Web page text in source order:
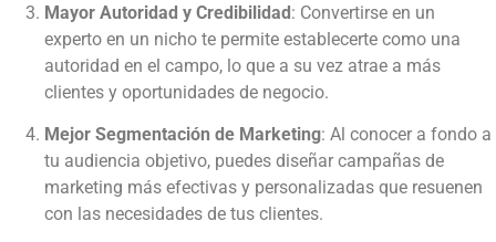
Mayor Autoridad y Credibilidad: Convertirse en un
experto en un nicho te permite establecerte como una
autoridad en el campo, lo que a su vez atrae a más
clientes y oportunidades de negocio.
Mejor Segmentación de Marketing: Al conocer a fondo a
tu audiencia objetivo, puedes diseñar campañas de
marketing más efectivas y personalizadas que resuenen
con las necesidades de tus clientes.